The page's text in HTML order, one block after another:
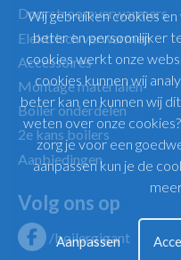
Doorstroomverwarmers
Elektrisch verwarmen
Accessoires
Montage materialen
Boiler onderdelen
2e kans boilers
Aanbiedingen
Volg ons op
/boilergigant
Wij gebruiken cookies
beter en persoonlijker
cookies werkt onze
cookies kunnen wij
beter kan en kunnen wij
weten over onze
zorg je voor een
aanpassen kun je de
Aanpassen